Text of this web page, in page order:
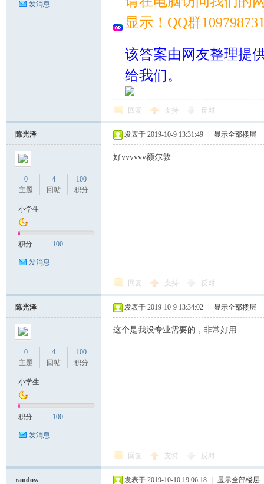
发消息
显示！QQ群
该答案由网友整理提
给我们。
回复 支持 反对
陈光泽
0
主题
4
回帖
100
积分
小学生
积分 100
发消息
发表于 2019-10-9 13:31:49 显示全部楼层
好vvvvvv额尔敦
回复 支持 反对
陈光泽
0
主题
4
回帖
100
积分
小学生
积分 100
发消息
发表于 2019-10-9 13:34:02 显示全部楼层
这个是我没专业需要的，非常好用
回复 支持 反对
randow 发表于 2019-10-10 19:06:18 显示全部楼层